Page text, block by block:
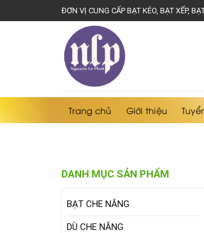
to
ĐƠN VỊ CUNG CẤP BẠT KÉO, BẠT XẾP,
Trang chủ Giới thiệu
DANH MỤC SẢN PHẨM
BẠT CHE NẮNG
DÙ CHE NẮNG